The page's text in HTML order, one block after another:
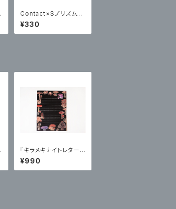
Contact×Sプリズムポ
ストカード
¥330
『キラメキナイトレターセ
ット』キノコ
¥990